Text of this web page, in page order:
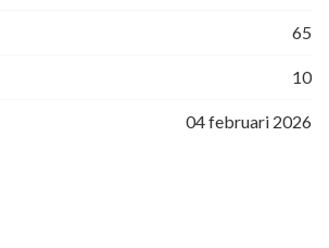
65
10
04 februari 2026